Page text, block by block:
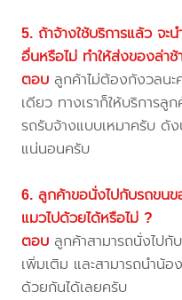
5. ถ้าจ้างใช้บริการแล้ว จะ
อื่นหรือไม่ ทำให้ส่งของล่าช้
ตอบ ลูกค้าไม่ต้องกังวลน
เดียว ทางเราก็ให้บริการลู
รถรับจ้างแบบเหมาครับ ดั
แน่นอนครับ
6. ลูกค้าขอนั่งไปกับรถขน
แมวไปด้วยได้หรือไม่ ?
ตอบ ลูกค้าสามารถนั่งไปกั
เพิ่มเติม และสามารถนำน้
ด้วยกันได้เลยครับ